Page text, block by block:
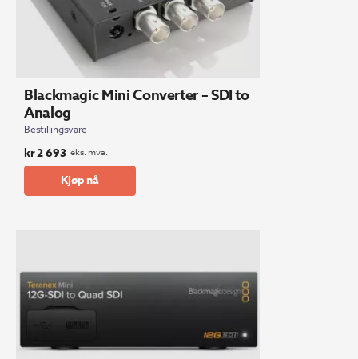
Blackmagic Mini Converter – SDI to
Analog
Bestillingsvare
kr2 693 eks. mva.
Kjøp nå